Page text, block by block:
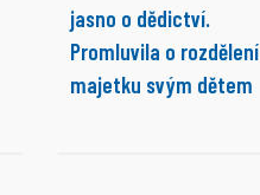
jasno o dědictví.
Promluvila o rozdělení
majetku svým dětem